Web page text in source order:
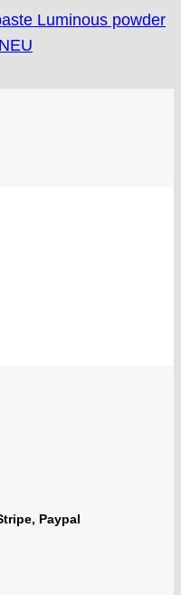
Luminous powder
Paypal